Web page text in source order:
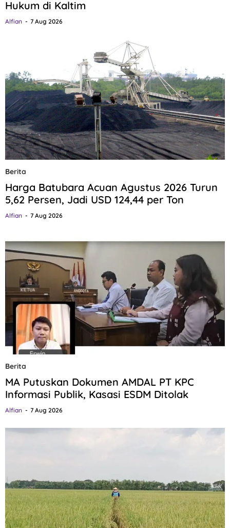
Hukum di Kaltim
Alfian 7 Aug 2026
Berita
Harga Batubara Acuan Agustus 2026 Turun
5,62 Persen, Jadi USD 124,44 per Ton
Alfian 7 Aug 2026
Berita
MA Putuskan Dokumen AMDAL PT KPC
Informasi Publik, Kasasi ESDM Ditolak
Alfian 7 Aug 2026